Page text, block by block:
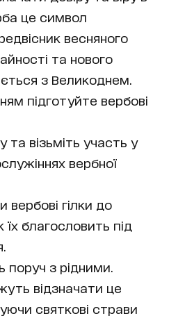
це символ
весняного
та нового
з Великоднем.
підготуйте вербові
та візьміть участь у
вербної
гілки до
благословить під
поруч з рідними.
відзначати це
святкові страви